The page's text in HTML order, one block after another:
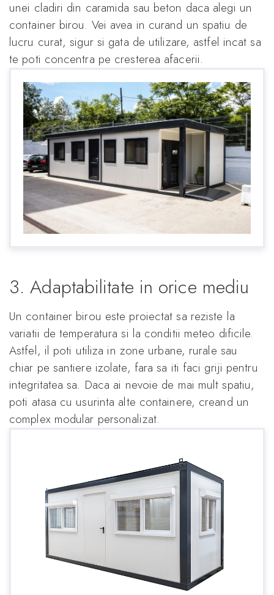
unei cladiri din caramida sau beton daca alegi un
container birou. Vei avea in curand un spatiu de
lucru curat, sigur si gata de utilizare, astfel incat sa
te poti concentra pe cresterea afacerii.
3. Adaptabilitate in orice mediu
Un container birou este proiectat sa reziste la
variatii de temperatura si la conditii meteo dificile.
Astfel, il poti utiliza in zone urbane, rurale sau
chiar pe santiere izolate, fara sa iti faci griji pentru
integritatea sa. Daca ai nevoie de mai mult spatiu,
poti atasa cu usurinta alte containere, creand un
complex modular personalizat.